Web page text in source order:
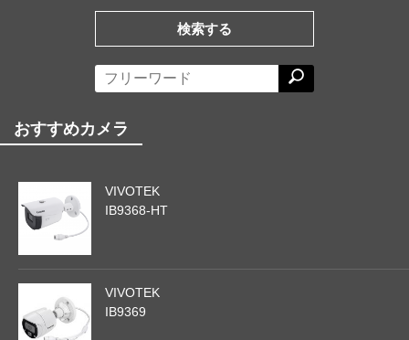
検索する
おすすめカメラ
VIVOTEK
IB9368-HT
VIVOTEK
IB9369